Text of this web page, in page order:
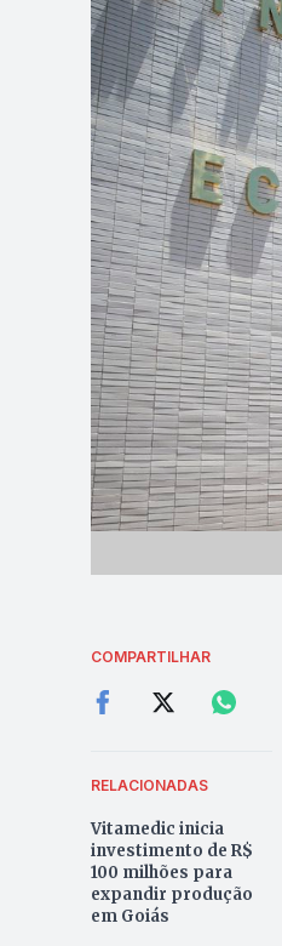
COMPARTILHAR
RELACIONADAS
Vitamedic inicia
investimento de R$
100 milhões para
expandir produção
em Goiás